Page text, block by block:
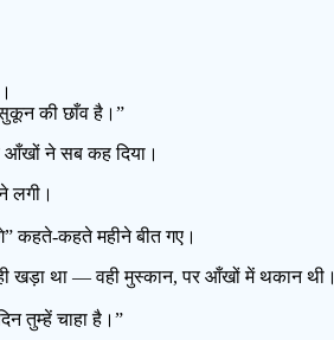
सुकून की छाँव है।”
आँखों ने सब कह दिया।
लगी।
कहते-कहते महीने बीत गए।
खड़ा था — वही मुस्कान, पर आँखों में थकान थी।
तुम्हें चाहा है।”